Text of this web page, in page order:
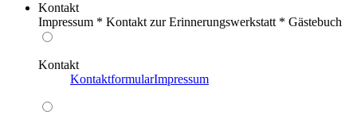
Kontakt
Impressum * Kontakt zur Erinnerungswerkstatt * Gästebuch
Kontakt
KontaktformularImpressum